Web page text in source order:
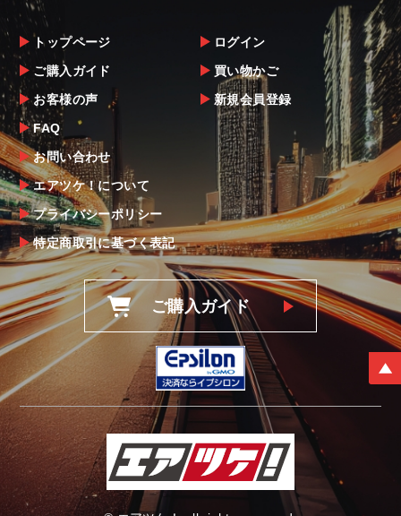
トップページ
ご購入ガイド
お客様の声
FAQ
お問い合わせ
エアツケ！について
プライバシーポリシー
特定商取引に基づく表記
ログイン
買い物かご
新規会員登録
ご購入ガイド